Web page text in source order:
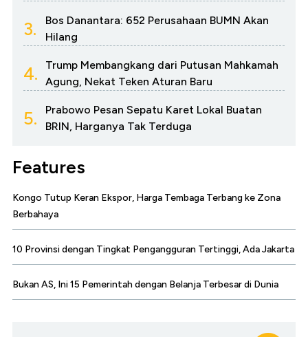
3.
Bos Danantara: 652 Perusahaan BUMN Akan
Hilang
4.
Trump Membangkang dari Putusan Mahkamah
Agung, Nekat Teken Aturan Baru
5.
Prabowo Pesan Sepatu Karet Lokal Buatan
BRIN, Harganya Tak Terduga
Features
Kongo Tutup Keran Ekspor, Harga Tembaga Terbang ke Zona
Berbahaya
10 Provinsi dengan Tingkat Pengangguran Tertinggi, Ada Jakarta
Bukan AS, Ini 15 Pemerintah dengan Belanja Terbesar di Dunia